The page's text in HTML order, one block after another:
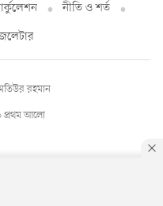
নীতি ও শর্ত
প্রথম আলো
রহমান